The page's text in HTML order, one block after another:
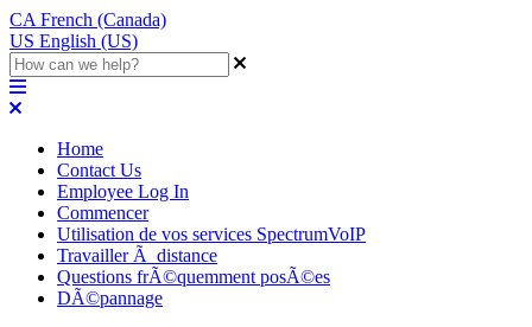
CA French (Canada)
US English (US)
Home
Contact Us
Employee Log In
Commencer
Utilisation de vos services SpectrumVoIP
Travailler Ã distance
Questions frÃ©quemment posÃ©es
DÃ©pannage